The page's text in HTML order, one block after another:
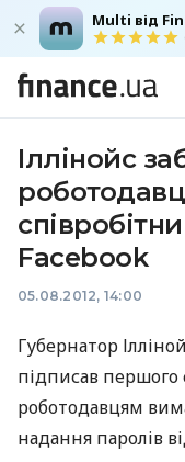
Multi від
Іллінойс
Facebook
05.08.2012, 14:00
Губернатор
підписав першого
роботодавцям
надання паролів